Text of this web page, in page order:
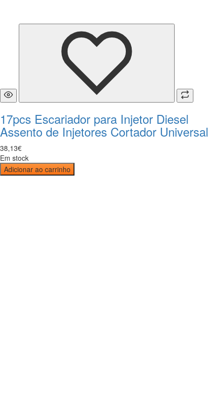
17pcs Escariador para Injetor Diesel
Assento de Injetores Cortador Universal
38,13€
Em stock
Adicionar ao carrinho